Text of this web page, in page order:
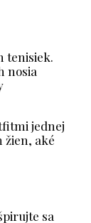
tenisiek.
nosia
jednej
žien, aké
sa